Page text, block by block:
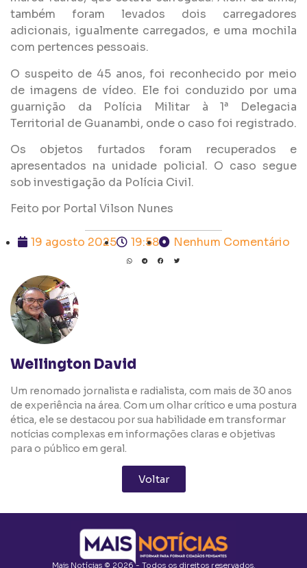
também foram levados dois carregadores
adicionais, igualmente carregados, e uma mochila
com pertences pessoais.
O suspeito de 45 anos, foi reconhecido por meio
de imagens de vídeo. Ele foi conduzido por uma
guarnição da Polícia Militar à 1ª Delegacia
Territorial de Guanambi, onde o caso foi registrado.
Os objetos furtados foram recuperados e
apresentados na unidade policial. O caso segue
sob investigação da Polícia Civil.
Feito por Portal Vilson Nunes
19 agosto 2025 19:58 Nenhum Comentário
Wellington David
Um renomado jornalista e radialista, com mais de 30 anos
de experiência na área. Com um olhar crítico e uma postura
ética, ele se destacou por sua habilidade em transformar
notícias complexas em informações claras e objetivas
para o público em geral.
Voltar
Mais Notícias © 2026 - Todos os direitos reservados.